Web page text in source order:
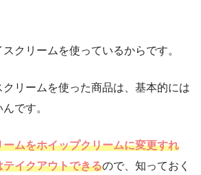
クリームを使っているからです。
リームを使った商品は、基本的には
です。
ームをホイップクリームに変更すれ
イクアウトできるので、知っておく